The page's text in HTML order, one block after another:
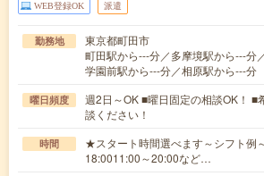
WEB登録OK 派遣
勤務地
東京都町田市
町田駅から---分／多摩境駅から---分
学園前駅から---分／相原駅から---分
曜日頻度
週2日～OK ■曜日固定の相談OK！ ■
談ください！
時間
★スタート時間選べます～シフト例
18:0011:00～20:00など…